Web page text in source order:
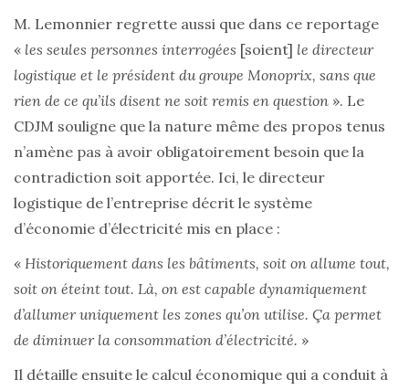
M. Lemonnier regrette aussi que dans ce reportage
« les seules personnes interrogées [soient] le directeur
logistique et le président du groupe Monoprix, sans que
rien de ce qu’ils disent ne soit remis en question ». Le
CDJM souligne que la nature même des propos tenus
n’amène pas à avoir obligatoirement besoin que la
contradiction soit apportée. Ici, le directeur
logistique de l’entreprise décrit le système
d’économie d’électricité mis en place :
« Historiquement dans les bâtiments, soit on allume tout,
soit on éteint tout. Là, on est capable dynamiquement
d’allumer uniquement les zones qu’on utilise. Ça permet
de diminuer la consommation d’électricité. »
Il détaille ensuite le calcul économique qui a conduit à